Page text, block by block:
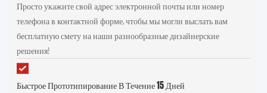
Просто укажите свой адрес электронной почты или номер
телефона в контактной форме, чтобы мы могли выслать вам
бесплатную смету на наши разнообразные дизайнерские
решения!
Быстрое Прототипирование В Течение 15 Дней